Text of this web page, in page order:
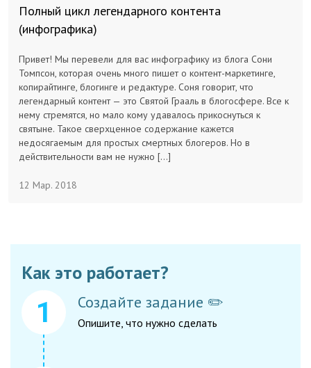
Полный цикл легендарного контента
(инфографика)
Привет! Мы перевели для вас инфографику из блога Сони
Томпсон, которая очень много пишет о контент-маркетинге,
копирайтинге, блогинге и редактуре. Соня говорит, что
легендарный контент — это Святой Грааль в блогосфере. Все к
нему стремятся, но мало кому удавалось прикоснуться к
святыне. Такое сверхценное содержание кажется
недосягаемым для простых смертных блогеров. Но в
действительности вам не нужно […]
12 Мар. 2018
Как это работает?
Создайте задание ✏️
Опишите, что нужно сделать